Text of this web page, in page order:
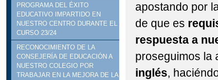
PROGRAMA DEL ÉXITO
EDUCATIVO IMPARTIDO EN
NUESTRO CENTRO DURANTE EL
CURSO 23/24
RECONOCIMIENTO DE LA
CONSEJERÍA DE EDUCACIÓN A
NUESTRO COLEGIO POR
TRABAJAR EN LA MEJORA DE LA
apostando por
de que es
respuesta a
proseguimos la
inglés,